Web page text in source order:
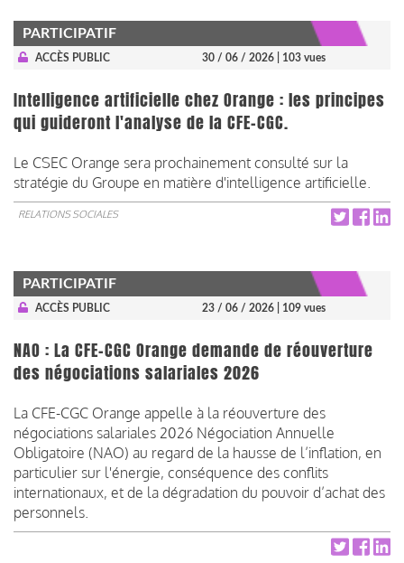
PARTICIPATIF
ACCÈS PUBLIC 30 / 06 / 2026 | 103 vues
Intelligence artificielle chez Orange : les principes
qui guideront l'analyse de la CFE-CGC.
Le CSEC Orange sera prochainement consulté sur la
stratégie du Groupe en matière d'intelligence artificielle.
RELATIONS SOCIALES
PARTICIPATIF
ACCÈS PUBLIC 23 / 06 / 2026 | 109 vues
NAO : La CFE-CGC Orange demande de réouverture
des négociations salariales 2026
La CFE-CGC Orange appelle à la réouverture des
négociations salariales 2026 Négociation Annuelle
Obligatoire (NAO) au regard de la hausse de l’inflation, en
particulier sur l'énergie, conséquence des conflits
internationaux, et de la dégradation du pouvoir d’achat des
personnels.